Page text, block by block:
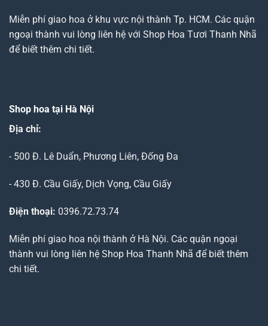
Miễn phí giao hoa ở khu vực nội thành Tp. HCM. Các quận
ngoại thành vui lòng liên hệ với Shop Hoa Tươi Thanh Nhã
để biết thêm chi tiết.
Shop hoa tại Hà Nội
Địa chỉ:
- 500 Đ. Lê Duẩn, Phương Liên, Đống Đa
- 430 Đ. Cầu Giấy, Dịch Vọng, Cầu Giấy
Điện thoại: 0396.72.73.74
Miễn phí giao hoa nội thành ở Hà Nội. Các quận ngoại
thành vui lòng liên hệ Shop Hoa Thanh Nhã để biết thêm
chi tiết.